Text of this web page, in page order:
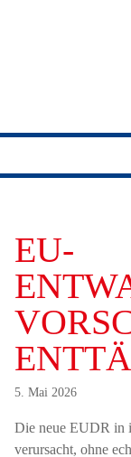
EU-
5. Mai 2026
Die neue EUDR in
verursacht, ohne